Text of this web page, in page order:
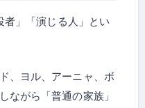
」「演じる人」とい
、ヨル、アーニャ、ボ
ながら「普通の家族」